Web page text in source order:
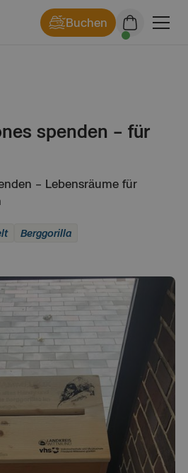
Buchen
spenden – für
– Lebensräume für
Berggorilla